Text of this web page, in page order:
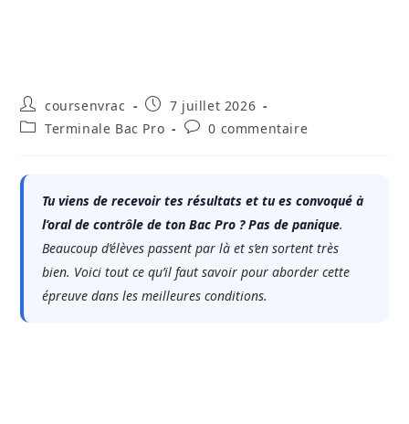
Auteur/autrice
de
la
coursenvrac
Publication
publiée :
7 juillet 2026
PostTerminale Bac Pro
Commentaires
0 commentaire
Tu viens de recevoir tes résultats et tu es convoqué à
l’oral de contrôle de ton Bac Pro ? Pas de panique.
Beaucoup d’élèves passent par là et s’en sortent très
bien. Voici tout ce qu’il faut savoir pour aborder cette
épreuve dans les meilleures conditions.